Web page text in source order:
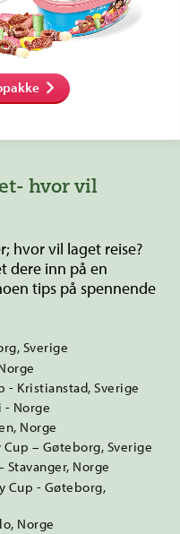
hvor vil
hvor vil laget reise?
dere inn på en
tips på spennende
Sverige
- Kristianstad, Sverige
- Norge
Norge
– Gøteborg, Sverige
Stavanger, Norge
Cup - Gøteborg,
Norge